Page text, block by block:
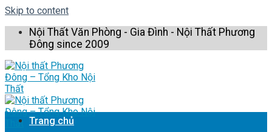
Skip to content
Nội Thất Văn Phòng - Gia Đình - Nội Thất Phương
Đông since 2009
Trang chủ